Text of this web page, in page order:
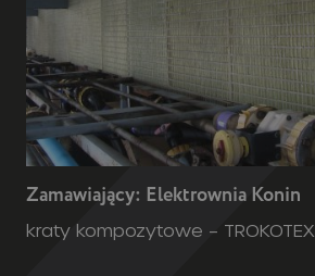
Zamawiający: Elektrownia Konin
kraty kompozytowe – TROKOTEX